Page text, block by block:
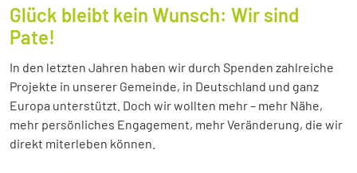
Glück bleibt kein Wunsch: Wir sind
Pate!
In den letzten Jahren haben wir durch Spenden zahlreiche
Projekte in unserer Gemeinde, in Deutschland und ganz
Europa unterstützt. Doch wir wollten mehr – mehr Nähe,
mehr persönliches Engagement, mehr Veränderung, die wir
direkt miterleben können.